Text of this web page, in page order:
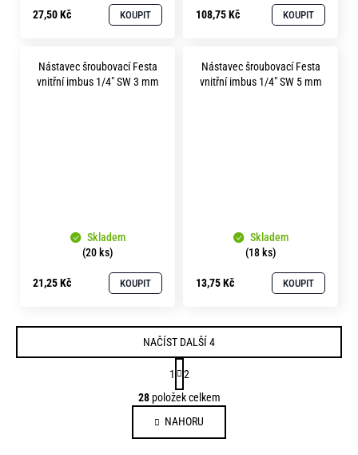
27,50 Kč KOUPIT 108,75 Kč KOUPIT
Nástavec šroubovací Festa
vnitřní imbus 1/4" SW 3 mm
Skladem
(20 ks)
21,25 Kč KOUPIT
Nástavec šroubovací Festa
vnitřní imbus 1/4" SW 5 mm
Skladem
(18 ks)
13,75 Kč KOUPIT
O
v
l
á
NAČÍST DALŠÍ 4
r
á
1
2
28položek celkem
NAHORU